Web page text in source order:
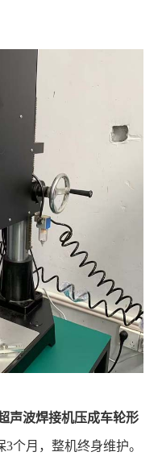
声波焊接机压成车轮形
个月，整机终身维护。